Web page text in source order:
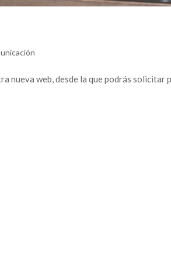
nueva web, desde la que podrás